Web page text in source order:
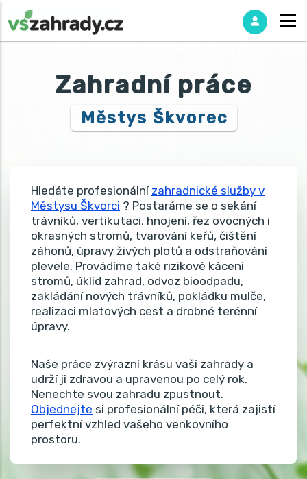
Zahradní práce
Městys Škvorec
Hledáte profesionální zahradnické služby v
Městysu Škvorci ? Postaráme se o sekání
trávníků, vertikutaci, hnojení, řez ovocných i
okrasných stromů, tvarování keřů, čištění
záhonů, úpravy živých plotů a odstraňování
plevele. Provádíme také rizikové kácení
stromů, úklid zahrad, odvoz bioodpadu,
zakládání nových trávníků, pokládku mulče,
realizaci mlatových cest a drobné terénní
úpravy.
Naše práce zvýrazní krásu vaší zahrady a
udrží ji zdravou a upravenou po celý rok.
Nenechte svou zahradu zpustnout.
Objednejte si profesionální péči, která zajistí
perfektní vzhled vašeho venkovního
prostoru.